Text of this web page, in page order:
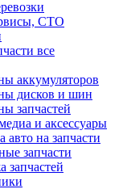
СТО
все
аккумуляторов
дисков и шин
запчастей
и аксессуары
авто на запчасти
запчасти
запчастей